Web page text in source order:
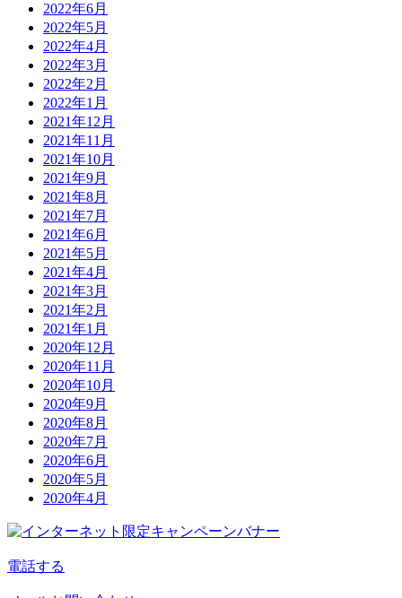
2022年6月
2022年5月
2022年4月
2022年3月
2022年2月
2022年1月
2021年12月
2021年11月
2021年10月
2021年9月
2021年8月
2021年7月
2021年6月
2021年5月
2021年4月
2021年3月
2021年2月
2021年1月
2020年12月
2020年11月
2020年10月
2020年9月
2020年8月
2020年7月
2020年6月
2020年5月
2020年4月
電話する